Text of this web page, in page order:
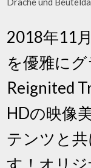
2018年11
を優雅に
Reignited
HDの映像
テンツと
す！オリ